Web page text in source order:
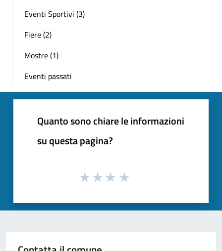
Eventi Sportivi (3)
Fiere (2)
Mostre (1)
Eventi passati
Quanto sono chiare le informazioni
su questa pagina?